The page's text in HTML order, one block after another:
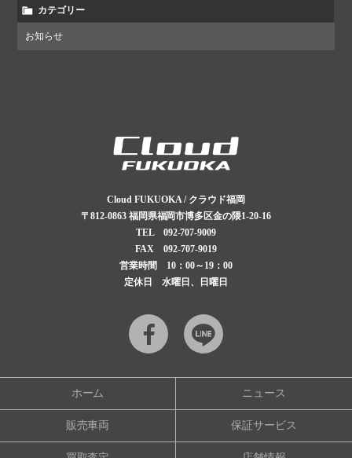
カテゴリー
お知らせ
Cloud FUKUOKA / クラウド福岡
〒812-0863 福岡県福岡市博多区金の隈1-20-16
TEL 092-707-9009
FAX 092-707-9019
営業時間 10：00～19：00
定休日 水曜日、日曜日
Facebook
ホーム ニュース
販売車両 保証サービス